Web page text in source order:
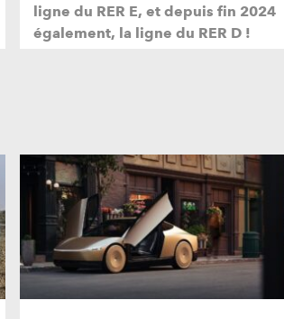
ligne du RER E, et depuis fin 2024
également, la ligne du RER D !